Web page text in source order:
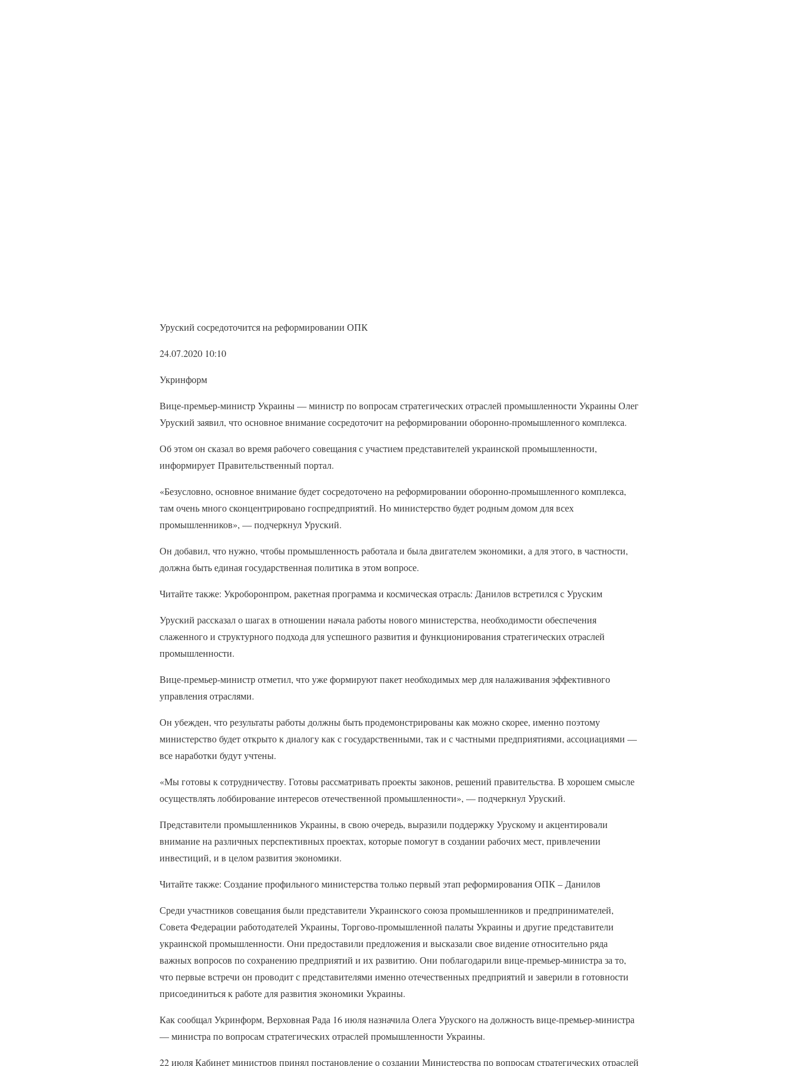
Уруский сосредоточится на реформировании ОПК
24.07.2020 10:10
Укринформ
Вице-премьер-министр Украины — министр по вопросам стратегических отраслей промышленности Украины Олег
Уруский заявил, что основное внимание сосредоточит на реформировании оборонно-промышленного комплекса.
Об этом он сказал во время рабочего совещания с участием представителей украинской промышленности,
информирует Правительственный портал.
«Безусловно, основное внимание будет сосредоточено на реформировании оборонно-промышленного комплекса,
там очень много сконцентрировано госпредприятий. Но министерство будет родным домом для всех
промышленников», — подчеркнул Уруский.
Он добавил, что нужно, чтобы промышленность работала и была двигателем экономики, а для этого, в частности,
должна быть единая государственная политика в этом вопросе.
Читайте также: Укроборонпром, ракетная программа и космическая отрасль: Данилов встретился с Уруским
Уруский рассказал о шагах в отношении начала работы нового министерства, необходимости обеспечения
слаженного и структурного подхода для успешного развития и функционирования стратегических отраслей
промышленности.
Вице-премьер-министр отметил, что уже формируют пакет необходимых мер для налаживания эффективного
управления отраслями.
Он убежден, что результаты работы должны быть продемонстрированы как можно скорее, именно поэтому
министерство будет открыто к диалогу как с государственными, так и с частными предприятиями, ассоциациями —
все наработки будут учтены.
«Мы готовы к сотрудничеству. Готовы рассматривать проекты законов, решений правительства. В хорошем смысле
осуществлять лоббирование интересов отечественной промышленности», — подчеркнул Уруский.
Представители промышленников Украины, в свою очередь, выразили поддержку Урускому и акцентировали
внимание на различных перспективных проектах, которые помогут в создании рабочих мест, привлечении
инвестиций, и в целом развития экономики.
Читайте также: Создание профильного министерства только первый этап реформирования ОПК – Данилов
Среди участников совещания были представители Украинского союза промышленников и предпринимателей,
Совета Федерации работодателей Украины, Торгово-промышленной палаты Украины и другие представители
украинской промышленности. Они предоставили предложения и высказали свое видение относительно ряда
важных вопросов по сохранению предприятий и их развитию. Они поблагодарили вице-премьер-министра за то,
что первые встречи он проводит с представителями именно отечественных предприятий и заверили в готовности
присоединиться к работе для развития экономики Украины.
Как сообщал Укринформ, Верховная Рада 16 июля назначила Олега Уруского на должность вице-премьер-министра
— министра по вопросам стратегических отраслей промышленности Украины.
22 июля Кабинет министров принял постановление о создании Министерства по вопросам стратегических отраслей